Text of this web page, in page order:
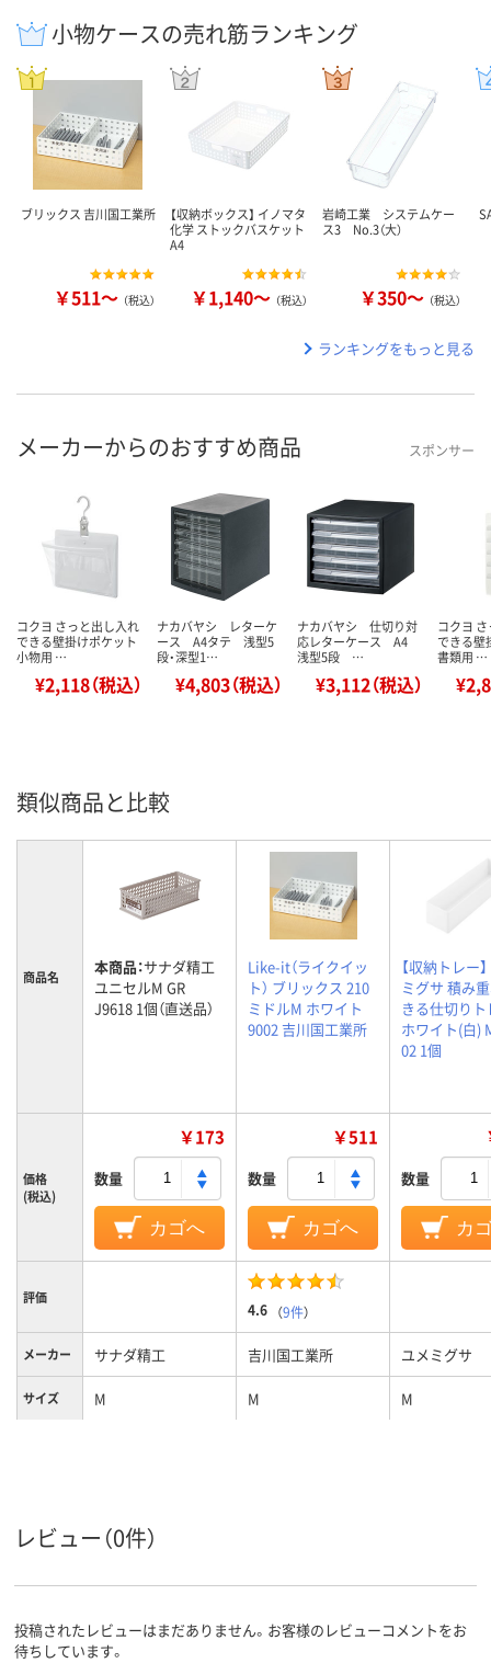
小物ケースの売れ筋ランキング
ブリックス 吉川国工業所
￥511～ （税込）
【収納ボックス】 イノマタ
化学 ストックバスケット
A4
￥1,140～ （税込）
岩崎工業 システムケー
ス3 No.3（大）
￥350～ （税込）
ランキングをもっと見る
メーカーからのおすすめ商品 スポンサー
コクヨ さっと出し入れ
できる壁掛けポケット
小物用 …
¥2,118（税込）
ナカバヤシ レターケ
ース A4タテ 浅型5
段・深型1…
¥4,803（税込）
ナカバヤシ 仕切り対
応レターケース A4
浅型5段 …
¥3,112（税込）
コクヨ
できる壁
書類用 …
類似商品と比較
商品名 本商品：サナダ精工
ユニセルM GR
J9618 1個（直送品）
Like-it（ライクイッ
ト） ブリックス 210
ミドルM ホワイト
9002 吉川国工業所
【収納トレー
ミグサ 積み
きる仕切りト
ホワイト(白)
02 1個
価格
(税込)
￥173
数量
カゴへ
￥511
数量
カゴへ
数量
カ
評価
4.6 （9件）
メーカー サナダ精工 吉川国工業所 ユメミグサ
サイズ M M M
レビュー（0件）
投稿されたレビューはまだありません。お客様のレビューコメントをお
待ちしています。